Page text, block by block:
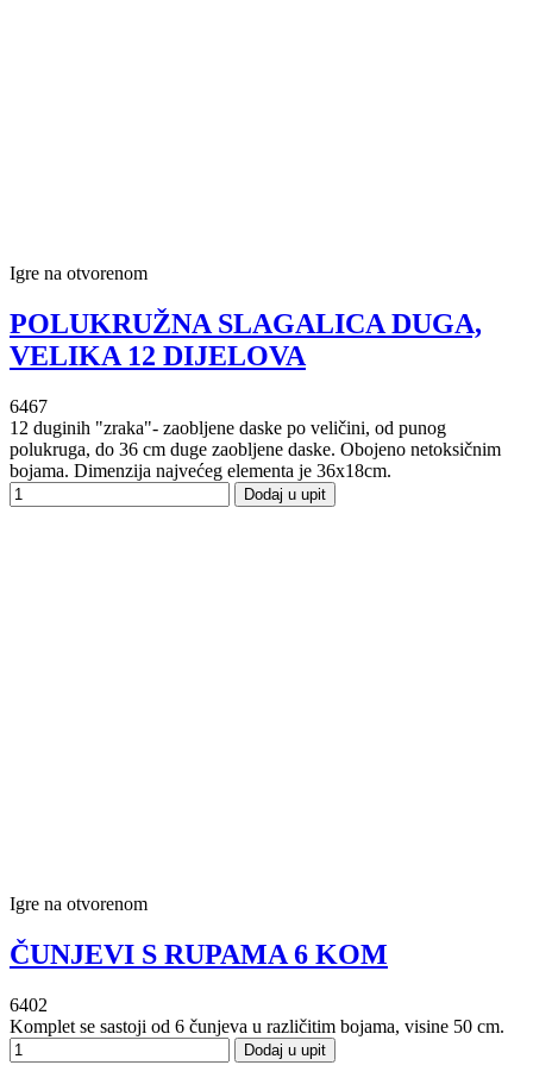
Igre na otvorenom
POLUKRUŽNA SLAGALICA DUGA,
VELIKA 12 DIJELOVA
6467
12 duginih "zraka"- zaobljene daske po veličini, od punog
polukruga, do 36 cm duge zaobljene daske. Obojeno netoksičnim
bojama. Dimenzija najvećeg elementa je 36x18cm.
Dodaj u upit
Igre na otvorenom
ČUNJEVI S RUPAMA 6 KOM
6402
Komplet se sastoji od 6 čunjeva u različitim bojama, visine 50 cm.
Dodaj u upit